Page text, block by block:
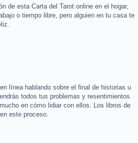
de esta Carta del Tarot online en el hogar,
o tiempo libre, pero alguien en tu casa te
línea hablando sobre el final de historias u
todos tus problemas y resentimientos
en cómo lidiar con ellos. Los libros de
este proceso.